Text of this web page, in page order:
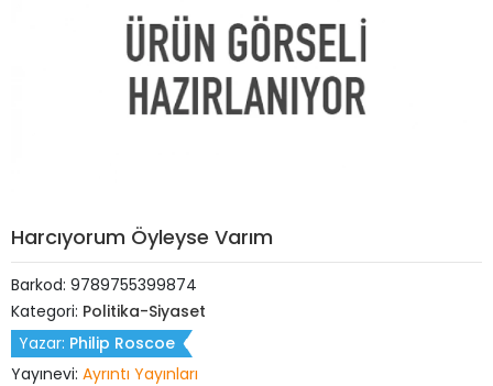
Harcıyorum Öyleyse Varım
Barkod: 9789755399874
Kategori: Politika-Siyaset
Yazar: Philip Roscoe
Yayınevi: Ayrıntı Yayınları